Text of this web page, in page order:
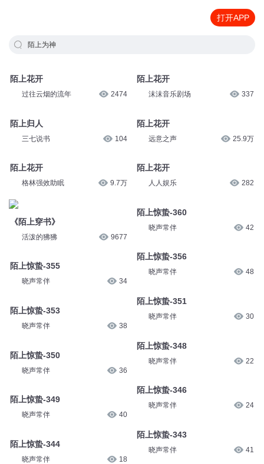
打开APP
陌上为神
陌上花开
过往云烟的流年 2474
陌上归人
三七说书 104
陌上花开
格林强效助眠 9.7万
《陌上穿书》
活泼的狒狒 9677
陌上惊蛰-355
晓声常伴 34
陌上惊蛰-353
晓声常伴 38
陌上惊蛰-350
晓声常伴 36
陌上惊蛰-349
晓声常伴 40
陌上惊蛰-344
晓声常伴 18
陌上花开
沫沫音乐剧场 337
陌上花开
远意之声 25.9万
陌上花开
人人娱乐 282
陌上惊蛰-360
晓声常伴 42
陌上惊蛰-356
晓声常伴 48
陌上惊蛰-351
晓声常伴 30
陌上惊蛰-348
晓声常伴 22
陌上惊蛰-346
晓声常伴 24
陌上惊蛰-343
晓声常伴 41